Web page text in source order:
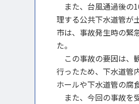
また、台風通過後の
理する公共下水道管が
市は、事故発生時の緊
た。
この事故の要因は、
行ったため、下水道管
ホールや下水道管の腐
また、今回の事故を